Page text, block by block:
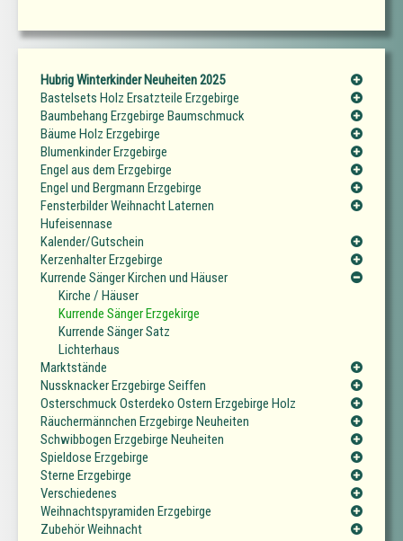
Hubrig Winterkinder Neuheiten 2025
Bastelsets Holz Ersatzteile Erzgebirge
Baumbehang Erzgebirge Baumschmuck
Bäume Holz Erzgebirge
Blumenkinder Erzgebirge
Engel aus dem Erzgebirge
Engel und Bergmann Erzgebirge
Fensterbilder Weihnacht Laternen
Hufeisennase
Kalender/Gutschein
Kerzenhalter Erzgebirge
Kurrende Sänger Kirchen und Häuser
Kirche / Häuser
Kurrende Sänger Erzgekirge
Kurrende Sänger Satz
Lichterhaus
Marktstände
Nussknacker Erzgebirge Seiffen
Osterschmuck Osterdeko Ostern Erzgebirge Holz
Räuchermännchen Erzgebirge Neuheiten
Schwibbogen Erzgebirge Neuheiten
Spieldose Erzgebirge
Sterne Erzgebirge
Verschiedenes
Weihnachtspyramiden Erzgebirge
Zubehör Weihnacht